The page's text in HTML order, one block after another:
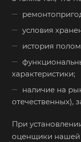
условия
история
характеристики;
наличие на
отечественных),
При
оценщики нашей
Балашиха
Барабинск